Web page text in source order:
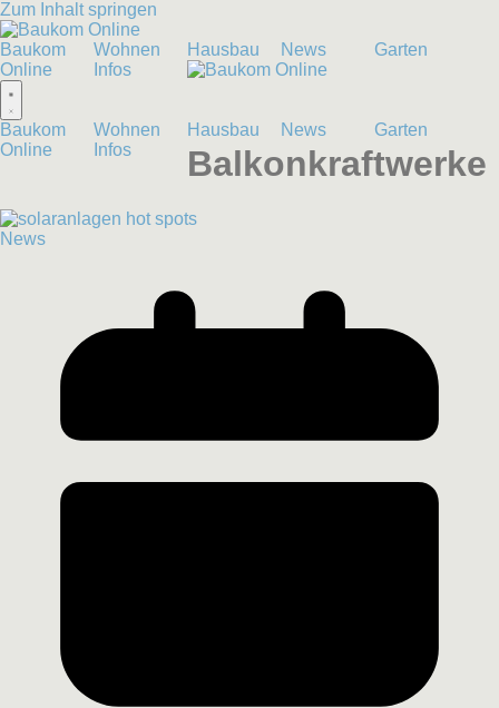
Zum Inhalt springen
Baukom
Online
Wohnen Hausbau News
Garten
Infos
Baukom
Online
Wohnen Hausbau News
Garten
Infos
Balkonkraftwerke
News